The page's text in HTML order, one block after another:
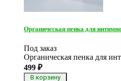
Органическая пенка для
Под заказ
Органическая пенка для
499 ₽